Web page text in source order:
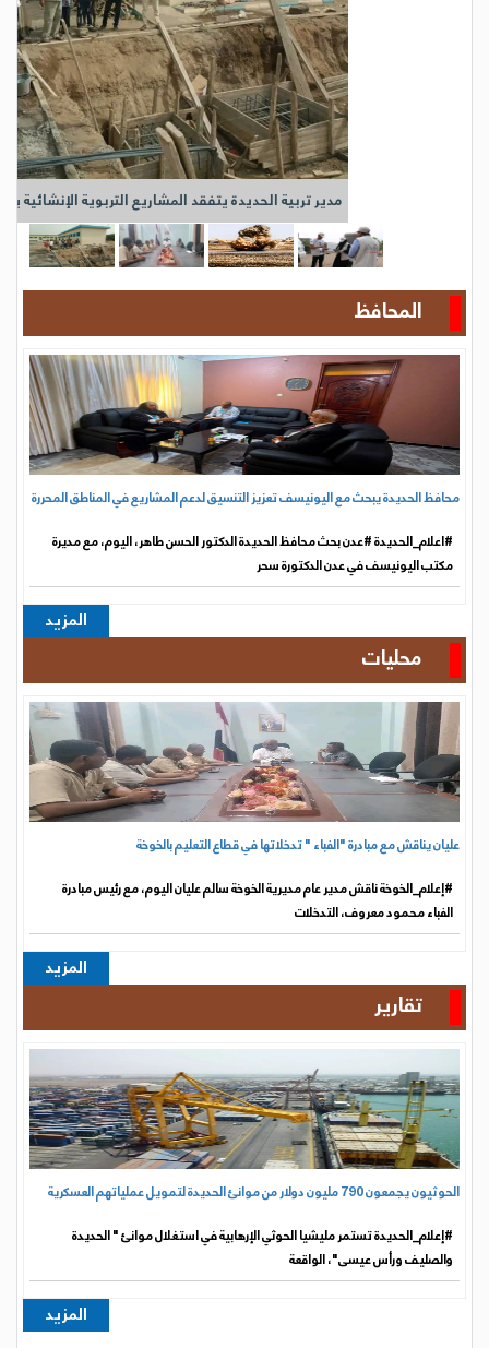
محافظ الحديدة يبحث مع اليونيسف تعزيز التنسيق لدعم المشاريع في المناطق المحررة
#اعلام_الحديدة #عدن بحث محافظ الحديدة الدكتور الحسن طاهر، اليوم، مع مديرة
مكتب اليونيسف في عدن الدكتورة سحر
المزيد
محليات
#إعلام_الخوخة ناقش مدير عام مديرية الخوخة سالم عليان اليوم، مع رئيس مبادرة
الفباء محمود معروف، التدخلات
المزيد
تقارير
#إعلام_الحديدة تستمر مليشيا الحوثي الإرهابية في استغلال موانئ " الحديدة
والصليف ورأس عيسى"، الواقعة
المزيد
الحديده في الاعلام
رئيس مجلس القيادة: الدولة تمضي بثقة لحماية السيادة وإنهاء الانقلاب
الرياض - سبانت:رأس فخامة الرئيس الدكتور رشاد محمد العليمي، رئيس مجلس